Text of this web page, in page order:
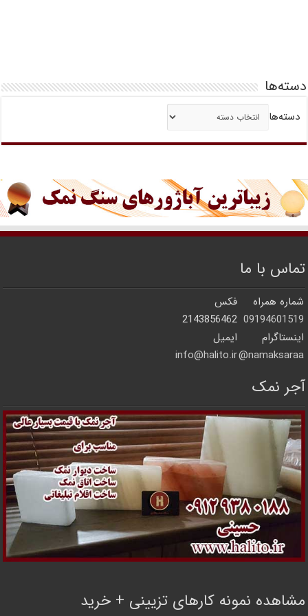
دسته‌ها
دسته‌ها
تماس با ما
شماره همراه
فکس
09194601519
2143856462
اینستاگرام
ایمیل
namaksaraa@
info@halito.ir
آجر نمک
مشاهده نمونه کارهای تزیینی + خرید